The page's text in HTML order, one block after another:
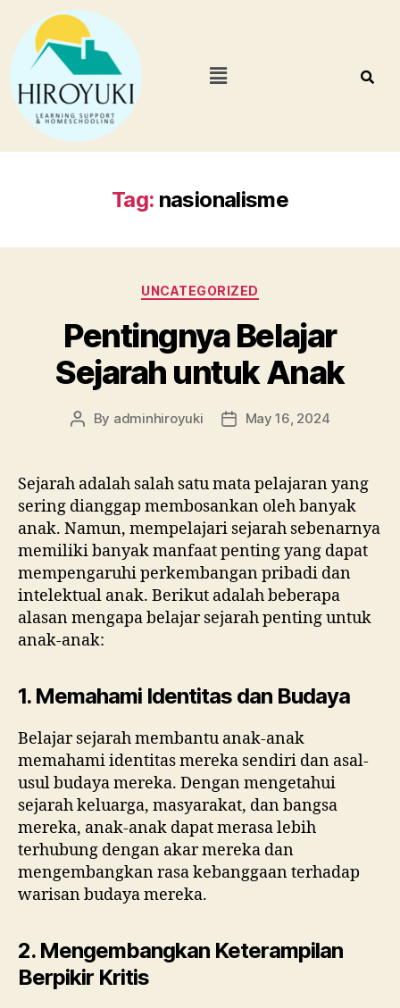
Tag: nasionalisme
UNCATEGORIZED
Pentingnya Belajar
Sejarah untuk Anak
By adminhiroyuki May 16, 2024
Sejarah adalah salah satu mata pelajaran yang
sering dianggap membosankan oleh banyak
anak. Namun, mempelajari sejarah sebenarnya
memiliki banyak manfaat penting yang dapat
mempengaruhi perkembangan pribadi dan
intelektual anak. Berikut adalah beberapa
alasan mengapa belajar sejarah penting untuk
anak-anak:
1. Memahami Identitas dan Budaya
Belajar sejarah membantu anak-anak
memahami identitas mereka sendiri dan asal-
usul budaya mereka. Dengan mengetahui
sejarah keluarga, masyarakat, dan bangsa
mereka, anak-anak dapat merasa lebih
terhubung dengan akar mereka dan
mengembangkan rasa kebanggaan terhadap
warisan budaya mereka.
2. Mengembangkan Keterampilan
Berpikir Kritis